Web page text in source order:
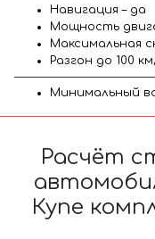
Навигация – да
Мощность
Максимальная
Разгон до 100
Минимальный
Расчёт
Купе